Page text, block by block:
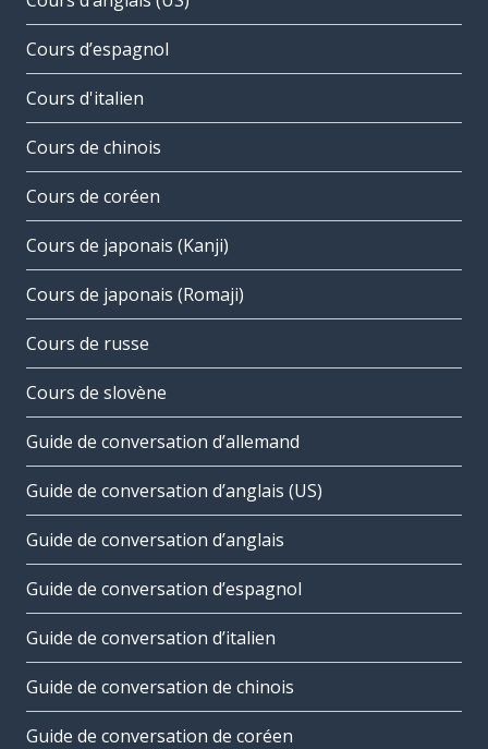
Cours d’espagnol
Cours d'italien
Cours de chinois
Cours de coréen
Cours de japonais (Kanji)
Cours de japonais (Romaji)
Cours de russe
Cours de slovène
Guide de conversation d’allemand
Guide de conversation d’anglais (US)
Guide de conversation d’anglais
Guide de conversation d’espagnol
Guide de conversation d’italien
Guide de conversation de chinois
Guide de conversation de coréen